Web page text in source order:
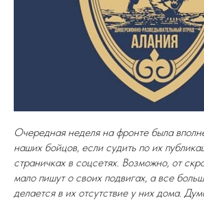
Очередная неделя на фронте была
наших бойцов, если судить по их
страничках в соцсетях. Возможно, от
мало пишут о своих подвигах, а все
делается в их отсутствие у них дома.